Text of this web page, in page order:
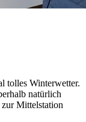
tolles Winterwetter.
natürlich
zur Mittelstation